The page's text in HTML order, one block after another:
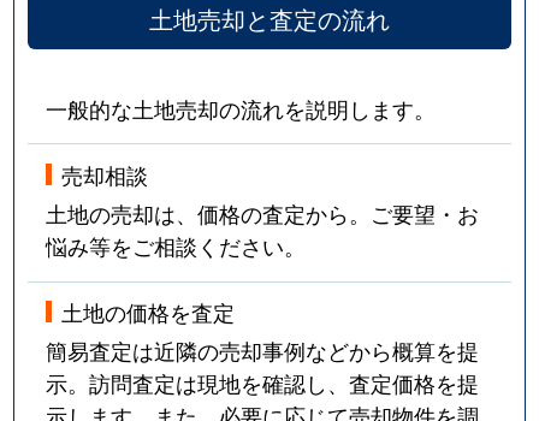
土地売却と査定の流れ
一般的な土地売却の流れを説明します。
売却相談
土地の売却は、価格の査定から。ご要望・お
悩み等をご相談ください。
土地の価格を査定
簡易査定は近隣の売却事例などから概算を提
示。訪問査定は現地を確認し、査定価格を提